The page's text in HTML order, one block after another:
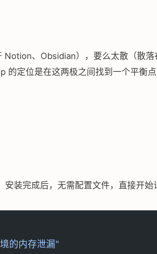
Notion、Obsidian），要么太散（散落
的定位是在这两极之间找到一个平衡
安装完成后，无需配置文件，直接开始
的内存泄漏"